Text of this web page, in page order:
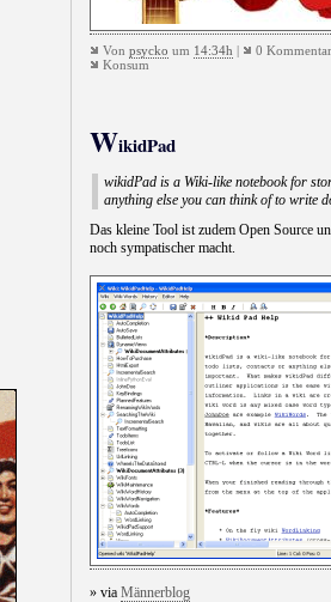
Von psycko um 14:34h |
0
Konsum
WikidPad
wikidPad is a Wiki-like notebook for
anything else you can think of to write
Das kleine Tool ist zudem Open Source
noch sympatischer macht.
» via Männerblog